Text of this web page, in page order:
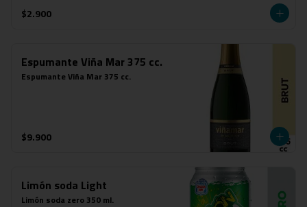
$2.900
Espumante Viña Mar 375 cc.
Espumante Viña Mar 375 cc.
$9.900
Limón soda Light
Limón soda zero 350 ml.